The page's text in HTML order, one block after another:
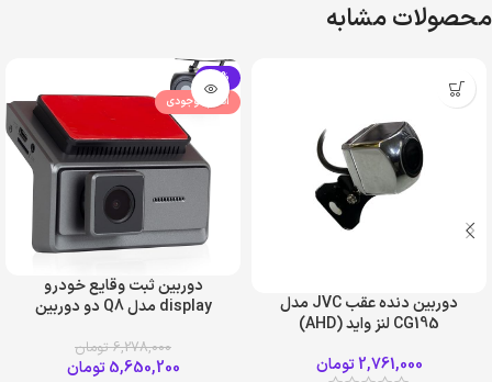
محصولات مشابه
دوربین دنده عقب JVC مدل
CG195 لنز واید (AHD)
2,761,000 تومان
-10%
اتمام موجودی
دوربین ثبت وقایع خودرو
display مدل Q8 دو دوربین
6,278,000 تومان
5,650,200 تومان